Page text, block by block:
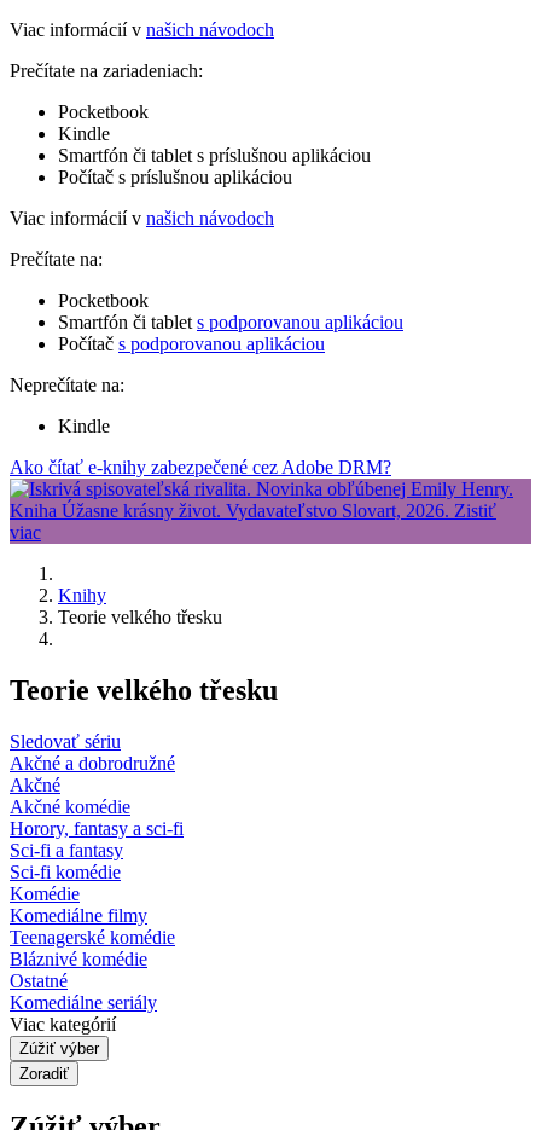
Viac informácií v našich návodoch
Prečítate na zariadeniach:
Pocketbook
Kindle
Smartfón či tablet s príslušnou aplikáciou
Počítač s príslušnou aplikáciou
Viac informácií v našich návodoch
Prečítate na:
Pocketbook
Smartfón či tablet s podporovanou aplikáciou
Počítač s podporovanou aplikáciou
Neprečítate na:
Kindle
Ako čítať e-knihy zabezpečené cez Adobe DRM?
Knihy
Teorie velkého třesku
Teorie velkého třesku
Sledovať sériu
Akčné a dobrodružné
Akčné
Akčné komédie
Horory, fantasy a sci-fi
Sci-fi a fantasy
Sci-fi komédie
Komédie
Komediálne filmy
Teenagerské komédie
Bláznivé komédie
Ostatné
Komediálne seriály
Viac kategórií
Zúžiť výber
Zoradiť